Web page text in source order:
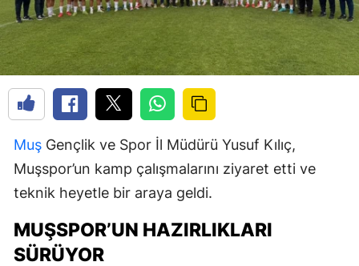
Muş Gençlik ve Spor İl Müdürü Yusuf Kılıç,
Muşspor’un kamp çalışmalarını ziyaret etti ve
teknik heyetle bir araya geldi.
MUŞSPOR’UN HAZIRLIKLARI
SÜRÜYOR